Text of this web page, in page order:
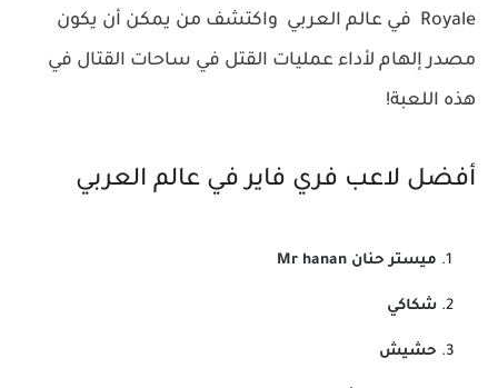
Royale في عالم العربي واكتشف من يمكن أن يكون
مصدر إلهام لأداء عمليات القتل في ساحات القتال في
هذه اللعبة!
أفضل لاعب فري فاير في عالم العربي
ميستر حنان
شكاكي
حشيش